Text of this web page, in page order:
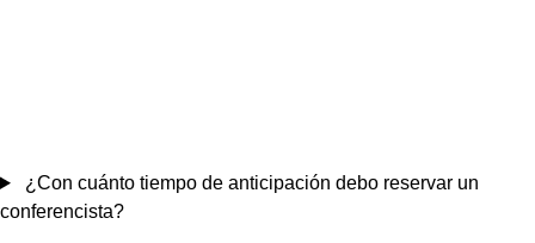
¿Con cuánto tiempo de anticipación debo reservar un
conferencista?